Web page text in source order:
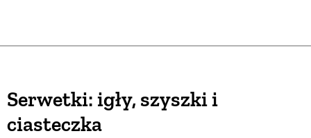
Serwetki: igły, szyszki i
ciasteczka